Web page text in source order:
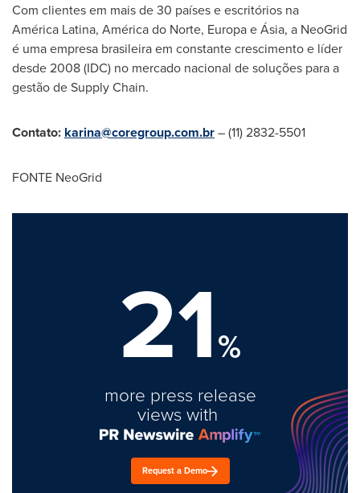
Com clientes em mais de 30 países e escritórios na
América Latina, América do Norte, Europa e Ásia, a NeoGrid
é uma empresa brasileira em constante crescimento e líder
desde 2008 (IDC) no mercado nacional de soluções para a
gestão de Supply Chain.
Contato: karina@coregroup.com.br– (11) 2832-5501
FONTE NeoGrid
21%
more press release
views with
Request a Demo